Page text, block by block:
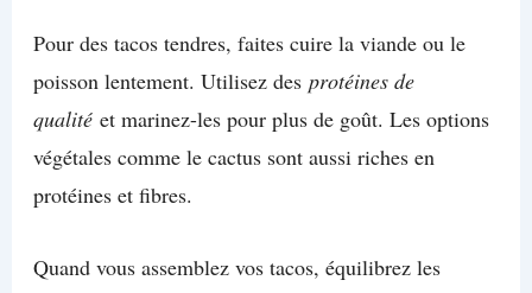
Pour des tacos tendres, faites cuire la viande ou le
poisson lentement. Utilisez des protéines de
qualitéet marinez-les pour plus de goût. Les options
végétales comme le cactus sont aussi riches en
protéines et fibres.
Quand vous assemblez vos tacos, équilibrez les